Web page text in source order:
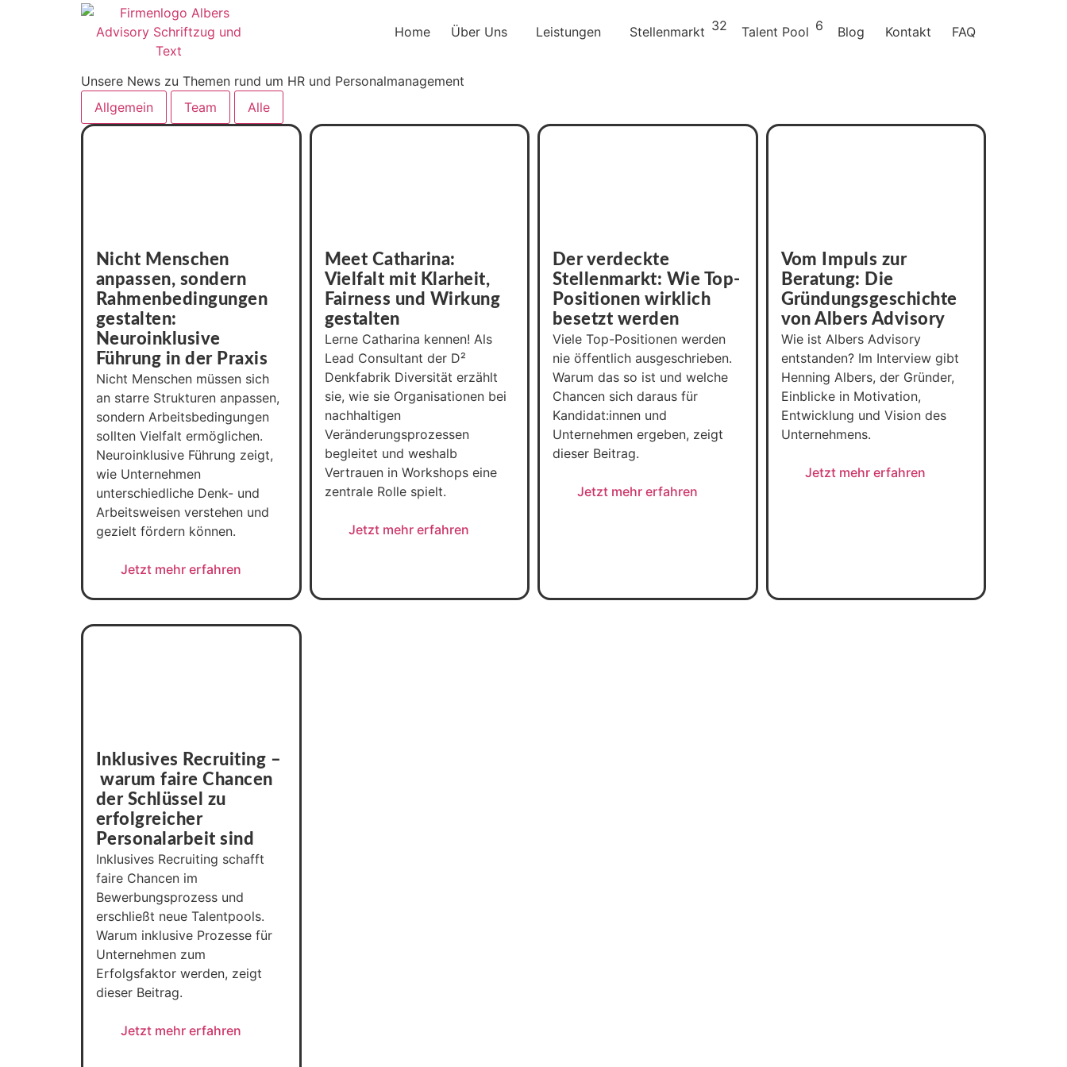
Home Über Uns Leistungen Stellenmarkt 32 Talent Pool 6 Blog Kontakt FAQ
Unsere News zu Themen rund um HR und Personalmanagement
Allgemein
Team Alle
Nicht Menschen
anpassen, sondern
Rahmenbedingungen
gestalten:
Neuroinklusive
Führung in der Praxis
Nicht Menschen müssen sich
an starre Strukturen anpassen,
sondern Arbeitsbedingungen
sollten Vielfalt ermöglichen.
Neuroinklusive Führung zeigt,
wie Unternehmen
unterschiedliche Denk- und
Arbeitsweisen verstehen und
gezielt fördern können.
Jetzt mehr erfahren
Meet Catharina:
Vielfalt mit Klarheit,
Fairness und Wirkung
gestalten
Lerne Catharina kennen! Als
Lead Consultant der D²
Denkfabrik Diversität erzählt
sie, wie sie Organisationen bei
nachhaltigen
Veränderungsprozessen
begleitet und weshalb
Vertrauen in Workshops eine
zentrale Rolle spielt.
Jetzt mehr erfahren
Der verdeckte
Stellenmarkt: Wie Top-
Positionen wirklich
besetzt werden
Viele Top-Positionen werden
nie öffentlich ausgeschrieben.
Warum das so ist und welche
Chancen sich daraus für
Kandidat:innen und
Unternehmen ergeben, zeigt
dieser Beitrag.
Jetzt mehr erfahren
Vom Impuls zur
Beratung: Die
Gründungsgeschichte
von Albers Advisory
Wie ist Albers Advisory
entstanden? Im Interview gibt
Henning Albers, der Gründer,
Einblicke in Motivation,
Entwicklung und Vision des
Unternehmens.
Jetzt mehr erfahren
Inklusives Recruiting –
warum faire Chancen
der Schlüssel zu
erfolgreicher
Personalarbeit sind
Inklusives Recruiting schafft
faire Chancen im
Bewerbungsprozess und
erschließt neue Talentpools.
Warum inklusive Prozesse für
Unternehmen zum
Erfolgsfaktor werden, zeigt
dieser Beitrag.
Jetzt mehr erfahren